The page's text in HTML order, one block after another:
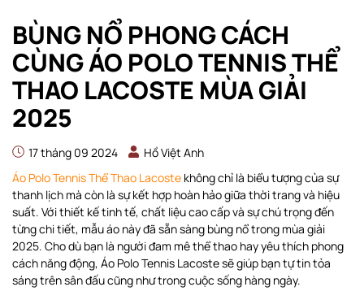
BÙNG NỔ PHONG CÁCH
CÙNG ÁO POLO TENNIS THỂ
THAO LACOSTE MÙA GIẢI
2025
17 tháng 09 2024
Hồ Việt Anh
Áo Polo Tennis Thể Thao Lacoste không chỉ là biểu tượng của sự
thanh lịch mà còn là sự kết hợp hoàn hảo giữa thời trang và hiệu
suất. Với thiết kế tinh tế, chất liệu cao cấp và sự chú trọng đến
từng chi tiết, mẫu áo này đã sẵn sàng bùng nổ trong mùa giải
2025. Cho dù bạn là người đam mê thể thao hay yêu thích phong
cách năng động, Áo Polo Tennis Lacoste sẽ giúp bạn tự tin tỏa
sáng trên sân đấu cũng như trong cuộc sống hàng ngày.